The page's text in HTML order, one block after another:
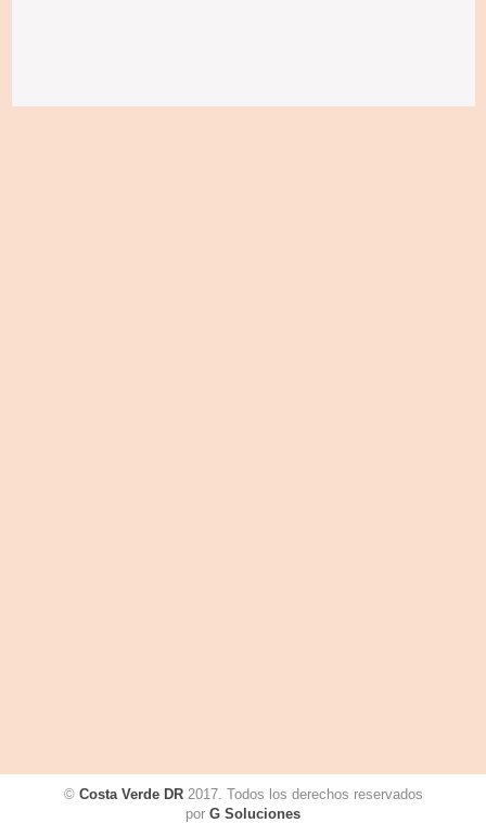
© Costa Verde DR2017. Todos los derechos reservados
por G Soluciones